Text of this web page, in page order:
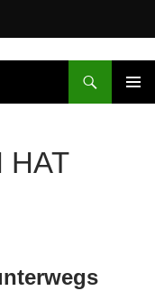
HAT